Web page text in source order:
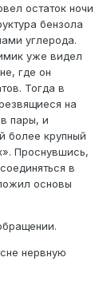
остаток ночи
бензола
углерода.
уже видел
где он
Тогда в
на
пары, и
более крупный
Проснувшись,
в
основы
нервную